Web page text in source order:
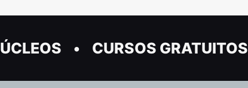
CURSOS GRATUITOS